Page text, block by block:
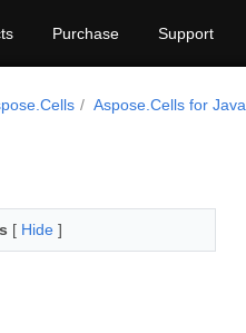
Purchase Support
Aspose.Cells for Java
[ Hide ]